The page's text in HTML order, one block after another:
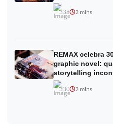
338 2 mins
REMAX celebra
graphic novel:
storytelling
330 2 mins